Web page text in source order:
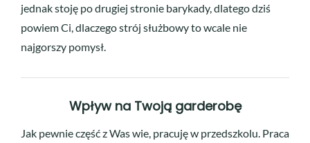
jednak stoję po drugiej stronie barykady, dlatego dziś
powiem Ci, dlaczego strój służbowy to wcale nie
najgorszy pomysł.
Wpływ na Twoją garderobę
Jak pewnie część z Was wie, pracuję w przedszkolu. Praca